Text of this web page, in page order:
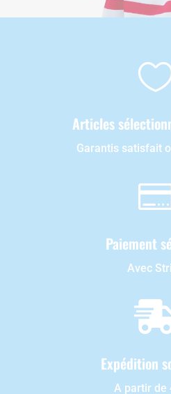
Articles
Garantis satisfait
Paiement
Avec
Expédition
A partir de